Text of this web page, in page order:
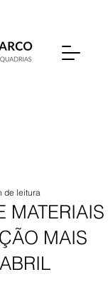
MATERIAIS
MAIS
de leitura